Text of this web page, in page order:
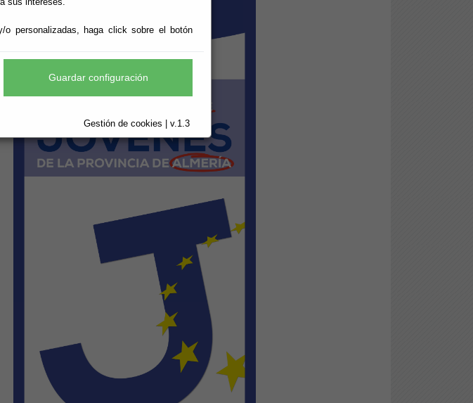
personalizadas, haga click sobre el botón
Guardar configuración
Gestión de cookies | v.1.3